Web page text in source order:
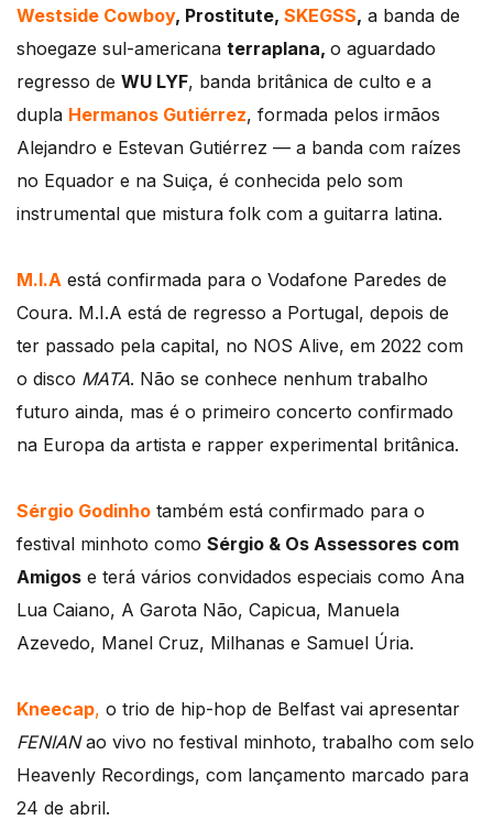
Westside Cowboy, Prostitute, SKEGSS, a banda de
shoegaze sul-americana terraplana, o aguardado
regresso de WU LYF, banda britânica de culto e a
dupla Hermanos Gutiérrez, formada pelos irmãos
Alejandro e Estevan Gutiérrez — a banda com raízes
no Equador e na Suiça, é conhecida pelo som
instrumental que mistura folk com a guitarra latina.
M.I.A está confirmada para o Vodafone Paredes de
Coura. M.I.A está de regresso a Portugal, depois de
ter passado pela capital, no NOS Alive, em 2022 com
o disco MATA. Não se conhece nenhum trabalho
futuro ainda, mas é o primeiro concerto confirmado
na Europa da artista e rapper experimental britânica.
Sérgio Godinho também está confirmado para o
festival minhoto como Sérgio & Os Assessores com
Amigos e terá vários convidados especiais como Ana
Lua Caiano, A Garota Não, Capicua, Manuela
Azevedo, Manel Cruz, Milhanas e Samuel Úria.
Kneecap, o trio de hip-hop de Belfast vai apresentar
FENIANao vivo no festival minhoto, trabalho com selo
Heavenly Recordings, com lançamento marcado para
24 de abril.